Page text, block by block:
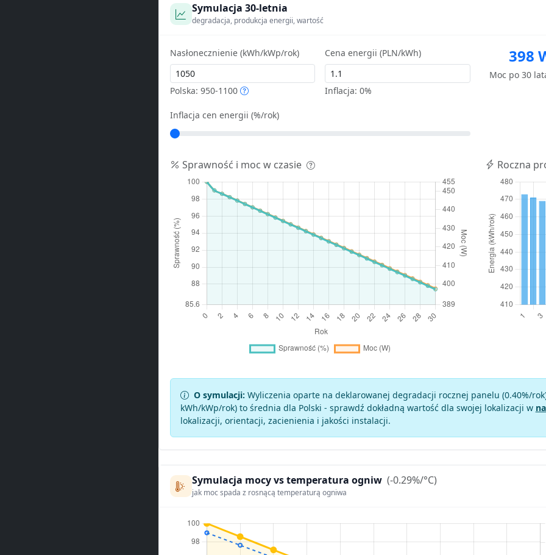
Symulacja 30-letnia
degradacja, produkcja energii, wartość
Nasłonecznienie (kWh/kWp/rok)
Polska: 950-1100
Cena energii (PLN/kWh)
Inflacja:0%
Inflacja cen energii (%/rok)
398
Moc po 30
Sprawność i moc w czasie Roczna
O symulacji: Wyliczenia oparte na deklarowanej degradacji rocznej panelu (0.40%/
kWh/kWp/rok) to średnia dla Polski - sprawdź dokładną wartość dla swojej lokalizacji w
lokalizacji, orientacji, zacienienia i jakości instalacji.
Symulacja mocy vs temperatura ogniw (-0.29%/°C)
jak moc spada z rosnącą temperaturą ogniwa